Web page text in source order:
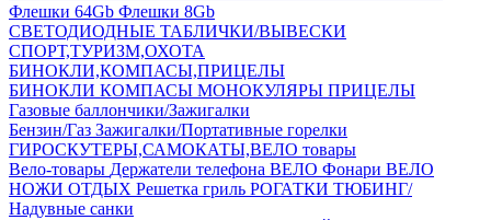
Флешки 64Gb Флешки 8Gb
СВЕТОДИОДНЫЕ ТАБЛИЧКИ/ВЫВЕСКИ
СПОРТ,ТУРИЗМ,ОХОТА
БИНОКЛИ,КОМПАСЫ,ПРИЦЕЛЫ
БИНОКЛИ КОМПАСЫ МОНОКУЛЯРЫ ПРИЦЕЛЫ
Газовые баллончики/Зажигалки
Бензин/Газ Зажигалки/Портативные горелки
ГИРОСКУТЕРЫ,САМОКАТЫ,ВЕЛО товары
Вело-товары Держатели телефона ВЕЛО Фонари ВЕЛО
НОЖИ ОТДЫХ Решетка гриль РОГАТКИ ТЮБИНГ/
Надувные санки